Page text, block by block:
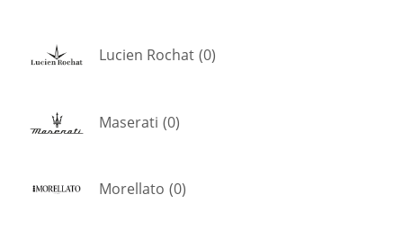
Lucien Rochat (0)
Maserati (0)
Morellato (0)